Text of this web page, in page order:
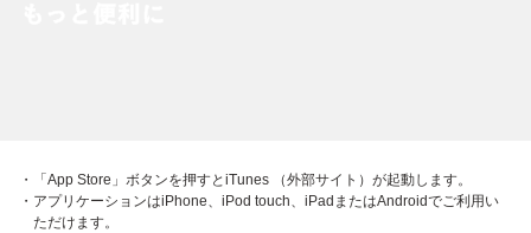
・「App Store」ボタンを押すとiTunes （外部サイト）が起動します。
・アプリケーションはiPhone、iPod touch、iPadまたはAndroidでご利用い
ただけます。